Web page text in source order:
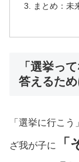
まとめ：未
「選挙っ
答えるた
「選挙に行こ
ざ我が子に